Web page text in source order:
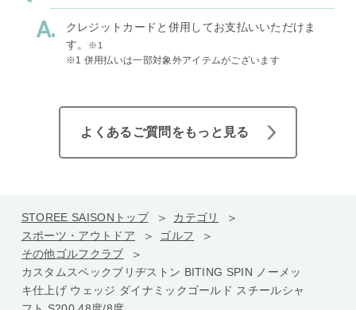
クレジットカードと併用してお支払いいただけま
す。
※1
※1 併用払いは一部対象外アイテムがございます
よくあるご質問をもっと見る
STOREE SAISONトップ
カテゴリ
スポーツ・アウトドア
ゴルフ
その他ゴルフクラブ
カスタムスペックブリヂストン BITING SPIN ノーメッ
キ仕上げ ウェッジ ダイナミックゴールド スチールシャ